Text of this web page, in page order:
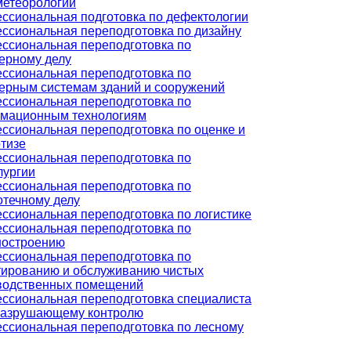
подготовка по дефектологии
переподготовка по дизайну
переподготовка по
делу
переподготовка по
системам зданий и сооружений
переподготовка по
технологиям
переподготовка по оценке и
переподготовка по
переподготовка по
делу
переподготовка по логистике
переподготовка по
переподготовка по
и обслуживанию чистых
помещений
переподготовка специалиста
контролю
переподготовка по лесному